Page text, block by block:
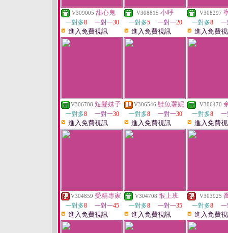
V309005 甜心鬼
一對多8 一對一30
進入免費視訊
V308815 小呼
一對多5 一對一20
進入免費視訊
V308297
一對多8
進入免費
V306788 短髮妹子
一對多8 一對一30
進入免費視訊
V306546 鮭魚薯妮
一對多8 一對一30
進入免費視訊
V306470
一對多8
進入免費
V304859 受精專家
一對多8 一對一45
進入免費視訊
V304708 恨上班
一對多8 一對一35
進入免費視訊
V303925
一對多8
進入免費